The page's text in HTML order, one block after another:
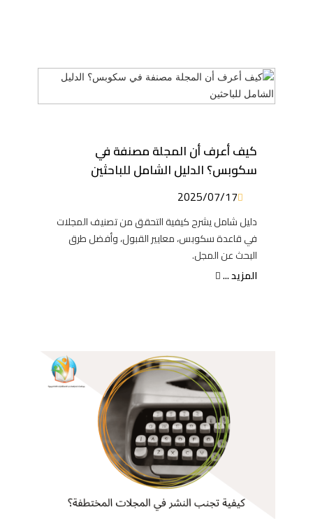
كيف أعرف أن المجلة مصنفة في
سكوبس؟ الدليل الشامل للباحثين
2025/07/17
دليل شامل يشرح كيفية التحقق من تصنيف المجلات
في قاعدة سكوبس، معايير القبول، وأفضل طرق
البحث عن المجل.
المزيد ...